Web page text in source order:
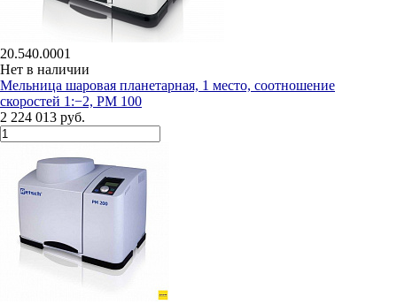
20.540.0001
Нет в наличии
Мельница шаровая планетарная, 1 место, соотношение
скоростей 1:−2, PM 100
2 224 013 руб.